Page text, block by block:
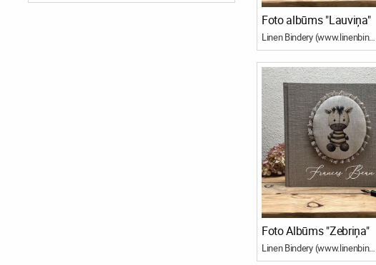
Foto albūms "Lauviņa"
Linen Bindery (www.linenbindery.com)
Foto Albūms "Zebriņa"
Linen Bindery (www.linenbindery.com)